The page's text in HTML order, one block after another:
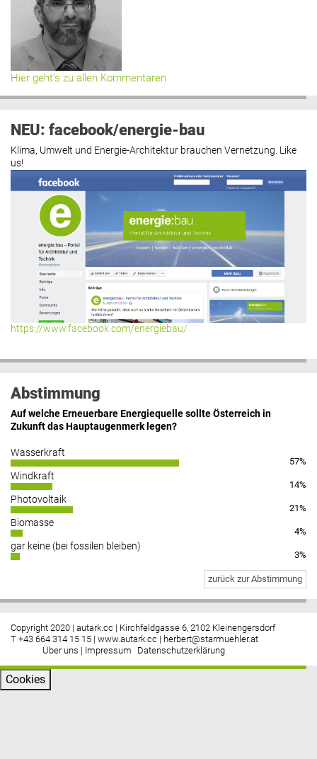
Hier geht’s zu allen Kommentaren
NEU: facebook/energie-bau
Klima, Umwelt und Energie-Architektur brauchen Vernetzung. Like
us!
https://www.facebook.com/energiebau/
Abstimmung
Auf welche Erneuerbare Energiequelle sollte Österreich in
Zukunft das Hauptaugenmerk legen?
Wasserkraft
57%
Windkraft
14%
Photovoltaik
21%
Biomasse
4%
gar keine (bei fossilen bleiben)
3%
zurück zur Abstimmung
Copyright 2020 | autark.cc | Kirchfeldgasse 6, 2102 Kleinengersdorf
T +43 664 314 15 15 | www.autark.cc | herbert@starmuehler.at
Über uns | Impressum Datenschutzerklärung
Cookies